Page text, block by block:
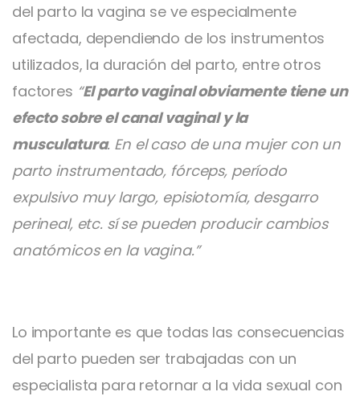
del parto la vagina se ve especialmente
afectada, dependiendo de los instrumentos
utilizados, la duración del parto, entre otros
factores “El parto vaginal obviamente tiene un
efecto sobre el canal vaginal y la
musculatura. En el caso de una mujer con un
parto instrumentado, fórceps, período
expulsivo muy largo, episiotomía, desgarro
perineal, etc. sí se pueden producir cambios
anatómicos en la vagina.”
Lo importante es que todas las consecuencias
del parto pueden ser trabajadas con un
especialista para retornar a la vida sexual con